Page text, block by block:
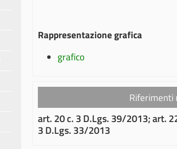
Rappresentazione grafica
grafico
Riferimenti
art. 20 c. 3 D.Lgs. 39/2013; art.
3 D.Lgs. 33/2013